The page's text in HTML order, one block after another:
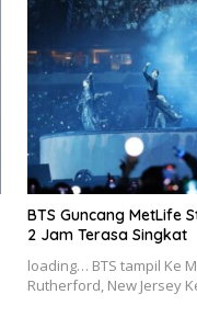
BTS Guncang MetLife
2 Jam Terasa Singkat
loading… BTS tampil Ke
Rutherford, New Jersey